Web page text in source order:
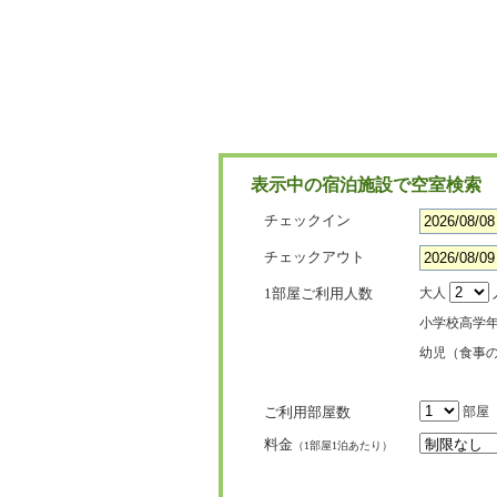
表示中の宿泊施設で空室検索
チェックイン
チェックアウト
1部屋ご利用人数 大人
小学校高学
幼児（食事
ご利用部屋数 部屋
料金 （1部屋1泊あたり）